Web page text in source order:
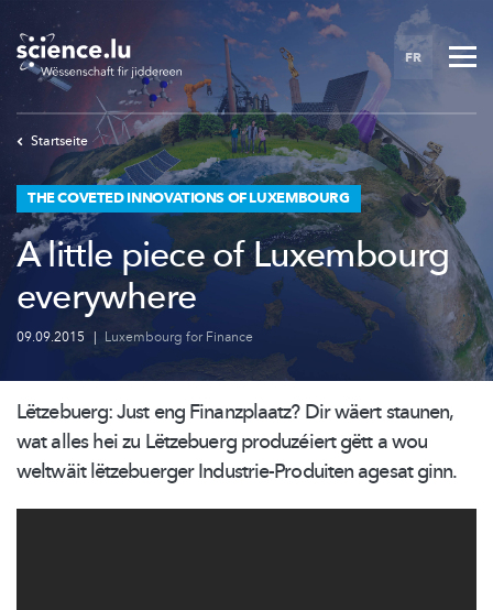
to
main
content
FR
Startseite
THE COVETED INNOVATIONS OF LUXEMBOURG
A little piece of Luxembourg
everywhere
09.09.2015 | Luxembourg for Finance
Lëtzebuerg: Just eng Finanzplaatz? Dir wäert staunen,
wat alles hei zu Lëtzebuerg produzéiert gëtt a wou
weltwäit lëtzebuergerIndustrie-Produiten agesat ginn.